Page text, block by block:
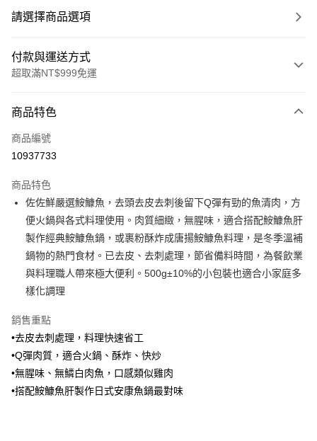
請選擇商品選項
付款與運送方式
超取滿NT$999免運
信用卡一次付款
信用卡分期付款
合作金庫商業銀行
華南商業銀行
彰化商業銀行
上海商業儲蓄銀行
台北富邦商業銀行
國泰世華商業銀行
兆豐國際商業銀行
臺灣中小企業銀行
台中商業銀行
匯豐（台灣）商業銀行
華泰商業銀行
聯邦商業銀行
遠東國際商業銀行
元大商業銀行
台新國際商業銀行
台灣樂天信用卡公司
6 期 0 利率 每期
華南商業銀行
彰化商業銀行
上海商業儲蓄銀行
台北富邦商業銀行
國泰世華商業銀行
兆豐國際商業銀行
臺灣中小企業銀行
台中商業銀行
匯豐（台灣）商業銀行
元大商業銀行
玉山商業銀行
台灣樂天信用卡公司
LINE Pay
Apple Pay
悠遊付
Google Pay
ATM付款
商品特色
商品編號
10937733
商品特色
佐佐鮮嚴選鮟鱇魚，去頭去皮去刺後留下Q彈有勁的魚清肉，方
便火鍋與各式料理使用。肉質細緻，無腥味，適合搭配鮟鱇魚肝
製作經典鮟鱇魚鍋，或裹粉酥炸成唐揚鮟鱇魚料理，是冬季溫補
鍋物的熱門食材。已去皮、去刺處理，節省備料時間，為餐飲業
與料理職人帶來極大便利。500g±10%的小包裝也適合小家庭多
樣化調理
銷售重點
•去皮去刺處理，料理快速省工
•Q彈肉質，適合火鍋、酥炸、快炒
•無腥味、無鱗白肉魚，口感類似雞肉
•搭配鮟鱇魚肝製作日式安康魚鍋最對味